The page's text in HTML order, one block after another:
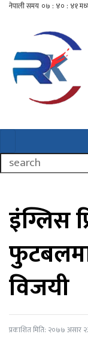
इंग्लिस
विजयी
प्रकाशित मिति: २०७७ असार